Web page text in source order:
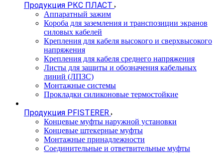
Продукция РКС ПЛАСТ
Аппаратный зажим
Короба для заземления и транспозиции экранов
силовых кабелей
Крепления для кабеля высокого и сверхвысокого
напряжения
Крепления для кабеля среднего напряжения
Листы для защиты и обозначения кабельных
линий (ЛПЗС)
Монтажные системы
Прокладки силиконовые термостойкие
Продукция PFISTERER
Концевые муфты наружной установки
Концевые штекерные муфты
Монтажные принадлежности
Соединительные и ответвительные муфты